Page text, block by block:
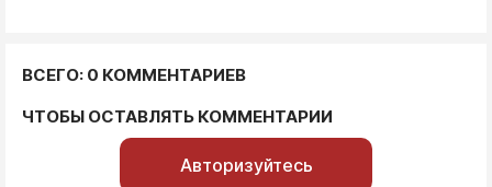
ВСЕГО: 0 КОММЕНТАРИЕВ
ЧТОБЫ ОСТАВЛЯТЬ КОММЕНТАРИИ
Авторизуйтесь